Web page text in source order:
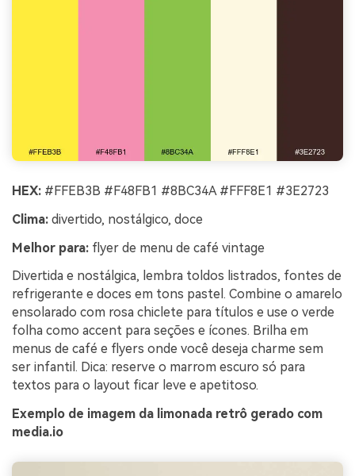
HEX: #FFEB3B #F48FB1 #8BC34A #FFF8E1 #3E2723
Clima: divertido, nostálgico, doce
Melhor para: flyer de menu de café vintage
Divertida e nostálgica, lembra toldos listrados, fontes de
refrigerante e doces em tons pastel. Combine o amarelo
ensolarado com rosa chiclete para títulos e use o verde
folha como accent para seções e ícones. Brilha em
menus de café e flyers onde você deseja charme sem
ser infantil. Dica: reserve o marrom escuro só para
textos para o layout ficar leve e apetitoso.
Exemplo de imagem da limonada retrô gerado com
media.io